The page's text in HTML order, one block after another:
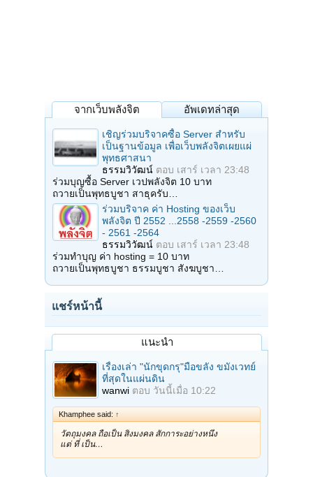
จากเว็บพลังจิต อัพเดทล่าสุด
เชิญร่วมบริจาคซื้อ Server สำหรับ
เป็นฐานข้อมูล เพื่อเว็บพลังจิตเผยแผ่
พุทธศาสนา
ธรรมวิวัฒน์ ตอบ เสาร์ เวลา 23:48
ร่วมบุญซื้อ Server เวปพลังจิต 10 บาท
ถวายเป็นพุทธบูชา สาธุครับ…
ร่วมบริจาค ค่า Hosting ของเว็บ
พลังจิต ปี 2552 ...2558 -2559 -2560
- 2561 -2564
ธรรมวิวัฒน์ ตอบ เสาร์ เวลา 23:48
ร่วมทำบุญ ค่า hosting = 10 บาท
ถวายเป็นพุทธบูชา ธรรมบูชา สังฆบูชา…
แชร์หน้านี้
แนะนำ
เรื่องเล่า "นักขุดกรุ"มือขลัง ขมังเวทย์
ที่สุดในแผ่นดิน
wanwi ตอบ วันนี้เมื่อ 10:22
Khamphee said: ↑
วัตถุมงคล ถือเป็น สิ่งมงคล สักการะอย่างหนึ่ง
แต่ ที่ เป็น…